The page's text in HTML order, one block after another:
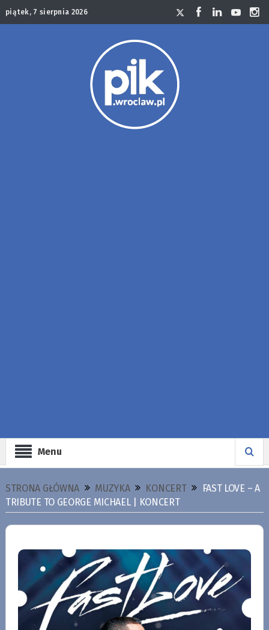
piątek, 7 sierpnia 2026
Menu
STRONA GŁÓWNA MUZYKA KONCERT
FAST LOVE – A
TRIBUTE TO GEORGE MICHAEL | KONCERT